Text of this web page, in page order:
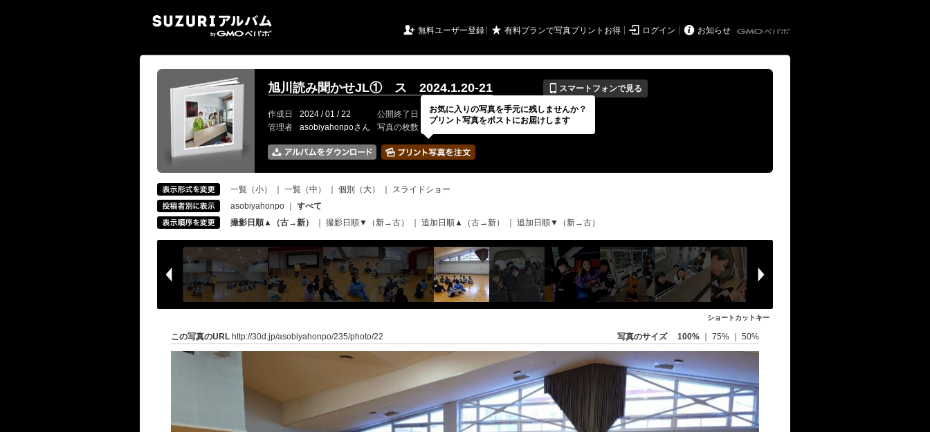
 無料ユーザー登録 ★ 有料プランで写真プリントお得  ログイン  お知らせ
旭川読み聞かせJL① ス 2024.1.20-21 📱 スマートフォンで見る
作成日 2024 / 01 / 22 公開終了日 無期限 イベントの期間
---
管理者
asobiyahonpoさん 写真の枚数 149 / 2000枚
一覧（小） 一覧（中） 個別（大）
スライドショー
asobiyahonpo
すべて
撮影日順▲（古→新）
撮影日順▼（新→古） 追加日順▲（古→新） 追加日順▼（新→古）
ショートカットキー
この写真のURL http://30d.jp/asobiyahonpo/235/photo/22 写真のサイズ 100% 75% 50%
お気に入りの写真を手元に残しませんか？
プリント写真をポストにお届けします